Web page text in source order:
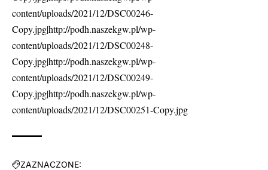
content/uploads/2021/12/DSC00246-
Copy.jpg|http://podh.naszekgw.pl/wp-
content/uploads/2021/12/DSC00248-
Copy.jpg|http://podh.naszekgw.pl/wp-
content/uploads/2021/12/DSC00249-
Copy.jpg|http://podh.naszekgw.pl/wp-
content/uploads/2021/12/DSC00251-Copy.jpg
ZAZNACZONE: